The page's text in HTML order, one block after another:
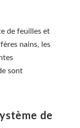
de feuilles et
nains, les
sont
de